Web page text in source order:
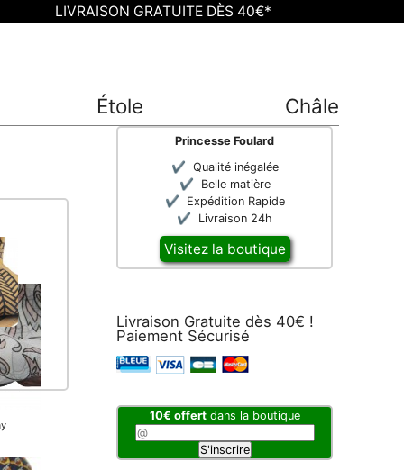
Étole Châle
Princesse Foulard
Qualité inégalée
Belle matière
Expédition Rapide
Livraison 24h
Visitez la boutique
Livraison Gratuite dès 40€ !
Paiement Sécurisé
10€ offertdans la boutique
LIVRAISON GRATUITE DÈS 40€*